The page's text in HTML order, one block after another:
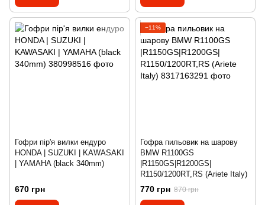
Гофри пір'я вилки ендуро
HONDA | SUZUKI | KAWASAKI
| YAMAHA (black 340mm)
670 грн
−11%
Гофра пильовик на шарову
BMW R1100GS
|R1150GS|R1200GS|
R1150/1200RT,RS (Ariete Italy)
770 грн 870 грн